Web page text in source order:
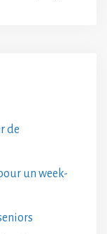
de
un week-